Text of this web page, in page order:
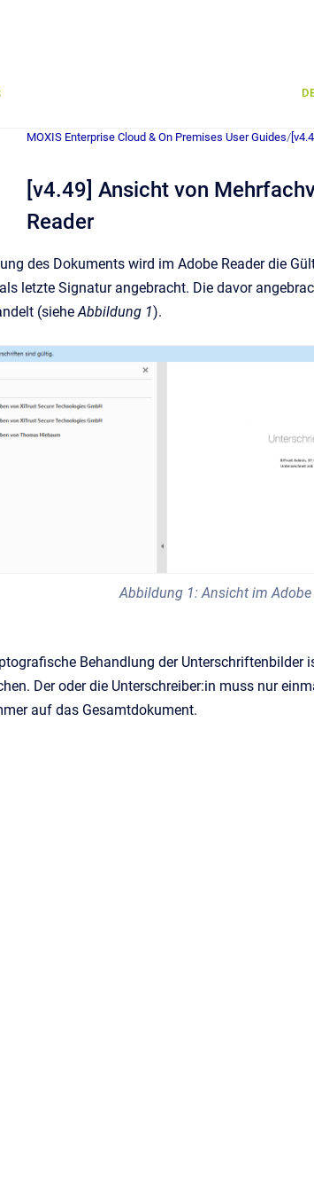
MOXIS Enterprise Cloud & On Premises User Guides/
[v4.49] Ansicht von
Reader
des Dokuments wird im Adobe Reader die
letzte Signatur angebracht. Die davor
(sieheAbbildung 1).
Abbildung 1: Ansicht im Adobe
Behandlung der
Der oder die Unterschreiber:in muss nur
auf das Gesamtdokument.